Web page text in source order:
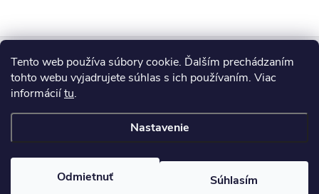
Tento web používa súbory cookie. Ďalším prechádzaním
tohto webu vyjadrujete súhlas s ich používaním. Viac
informáciítu.
Nastavenie
Odmietnuť Súhlasím
Z
á
p
ä
Blog
Informácie pre vás
. Všetky práva vyhradené.